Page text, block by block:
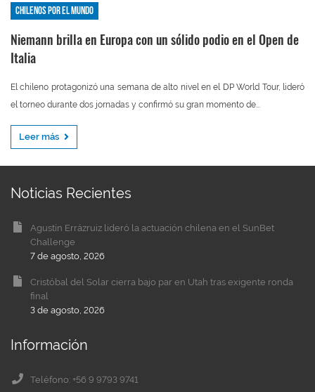
Chilenos por el mundo
Niemann brilla en Europa con un sólido podio en el Open de
Italia
El chileno protagonizó una semana de alto nivel en el DP World Tour, lideró
el torneo durante dos jornadas y confirmó su gran momento de...
Leer más
Noticias Recientes
Agustín Errázruiz lideró la actuación chilena en el SunBet
Challenge
7 de agosto, 2026
Cristóbal del Solar cierra bajo par en Utah tras exigente ronda
final
3 de agosto, 2026
Información
Teléfono: +56 9 9793 9741